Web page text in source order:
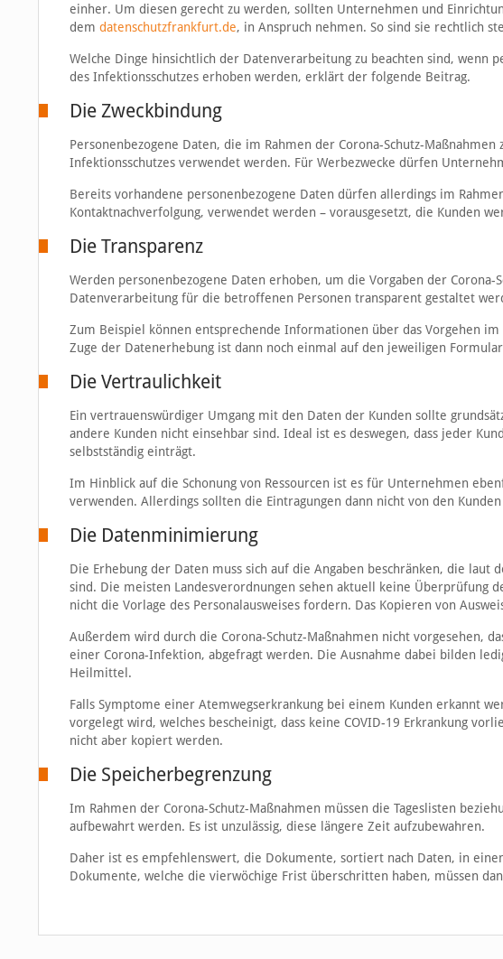
einher. Um diesen gerecht zu werden, sollten Unternehmen und
dem datenschutzfrankfurt.de, in Anspruch nehmen. So sind sie rechtlich
Welche Dinge hinsichtlich der Datenverarbeitung zu beachten sind, wenn
des Infektionsschutzes erhoben werden, erklärt der folgende Beitrag.
Die Zweckbindung
Personenbezogene Daten, die im Rahmen der Corona-Schutz-
Infektionsschutzes verwendet werden. Für Werbezwecke dürfen
Bereits vorhandene personenbezogene Daten dürfen allerdings im
Kontaktnachverfolgung, verwendet werden – vorausgesetzt, die Kunden
Die Transparenz
Werden personenbezogene Daten erhoben, um die Vorgaben der
Datenverarbeitung für die betroffenen Personen transparent gestaltet
Zum Beispiel können entsprechende Informationen über das Vorgehen
Zuge der Datenerhebung ist dann noch einmal auf den jeweiligen
Die Vertraulichkeit
Ein vertrauenswürdiger Umgang mit den Daten der Kunden sollte
andere Kunden nicht einsehbar sind. Ideal ist es deswegen, dass jeder
selbstständig einträgt.
Im Hinblick auf die Schonung von Ressourcen ist es für Unternehmen
verwenden. Allerdings sollten die Eintragungen dann nicht von den
Die Datenminimierung
Die Erhebung der Daten muss sich auf die Angaben beschränken, die
sind. Die meisten Landesverordnungen sehen aktuell keine Überprüfung
nicht die Vorlage des Personalausweises fordern. Das Kopieren von
Außerdem wird durch die Corona-Schutz-Maßnahmen nicht vorgesehen,
einer Corona-Infektion, abgefragt werden. Die Ausnahme dabei bilden
Heilmittel.
Falls Symptome einer Atemwegserkrankung bei einem Kunden erkannt
vorgelegt wird, welches bescheinigt, dass keine COVID-19 Erkrankung
nicht aber kopiert werden.
Die Speicherbegrenzung
Im Rahmen der Corona-Schutz-Maßnahmen müssen die Tageslisten
aufbewahrt werden. Es ist unzulässig, diese längere Zeit aufzubewahren.
Daher ist es empfehlenswert, die Dokumente, sortiert nach Daten, in
Dokumente, welche die vierwöchige Frist überschritten haben, müssen